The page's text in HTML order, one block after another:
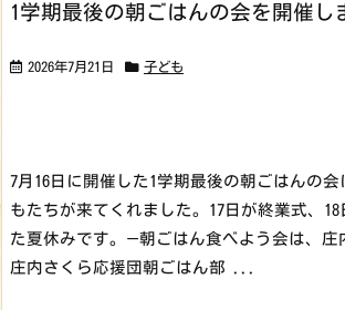
1学期最後の朝ごはんの会を開催
2026年7月21日 子ども
7月16日に開催した1学期最後の朝ごはんの会
もたちが来てくれました。17日が終業式、18
た夏休みです。 —朝ごはん食べよう会は、庄
庄内さくら応援団朝ごはん部 ...